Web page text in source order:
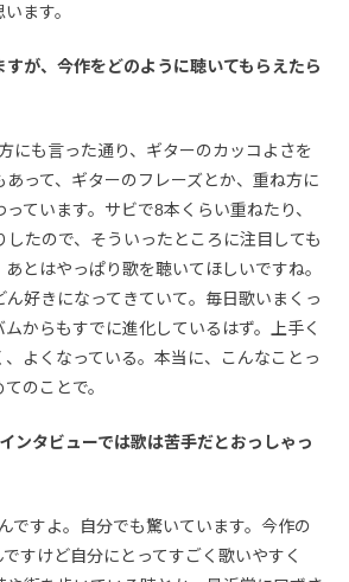
ます。
が、今作をどのように聴いてもらえたら
にも言った通り、ギターのカッコよさを
って、ギターのフレーズとか、重ね方に
ています。サビで8本くらい重ねたり、
たので、そういったところに注目しても
とはやっぱり歌を聴いてほしいですね。
好きになってきていて。毎日歌いまくっ
からもすでに進化しているはず。上手く
よくなっている。本当に、こんなことっ
のことで。
タビューでは歌は苦手だとおっしゃっ
ですよ。自分でも驚いています。今作の
すけど自分にとってすごく歌いやすく